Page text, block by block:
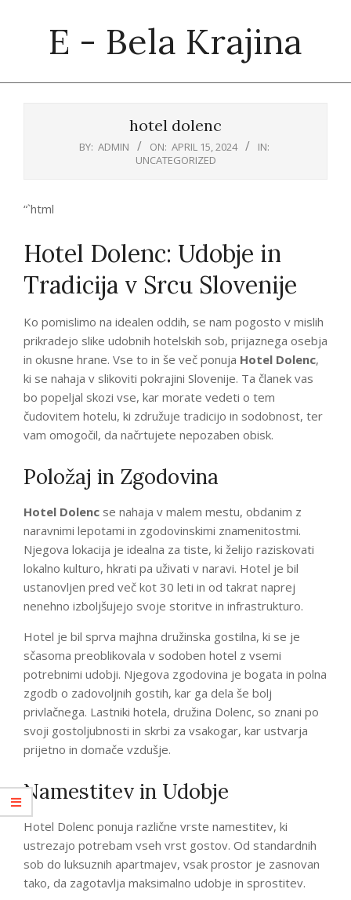
E - Bela Krajina
hotel dolenc
BY: ADMIN ON: APRIL 15, 2024
IN:
UNCATEGORIZED
“`html
Hotel Dolenc: Udobje in
Tradicija v Srcu Slovenije
Ko pomislimo na idealen oddih, se nam pogosto v mislih
prikradejo slike udobnih hotelskih sob, prijaznega osebja
in okusne hrane. Vse to in še več ponuja Hotel Dolenc,
ki se nahaja v slikoviti pokrajini Slovenije. Ta članek vas
bo popeljal skozi vse, kar morate vedeti o tem
čudovitem hotelu, ki združuje tradicijo in sodobnost, ter
vam omogočil, da načrtujete nepozaben obisk.
Položaj in Zgodovina
Hotel Dolenc se nahaja v malem mestu, obdanim z
naravnimi lepotami in zgodovinskimi znamenitostmi.
Njegova lokacija je idealna za tiste, ki želijo raziskovati
lokalno kulturo, hkrati pa uživati v naravi. Hotel je bil
ustanovljen pred več kot 30 leti in od takrat naprej
nenehno izboljšujejo svoje storitve in infrastrukturo.
Hotel je bil sprva majhna družinska gostilna, ki se je
sčasoma preoblikovala v sodoben hotel z vsemi
potrebnimi udobji. Njegova zgodovina je bogata in polna
zgodb o zadovoljnih gostih, kar ga dela še bolj
privlačnega. Lastniki hotela, družina Dolenc, so znani po
svoji gostoljubnosti in skrbi za vsakogar, kar ustvarja
prijetno in domače vzdušje.
Namestitev in Udobje
Hotel Dolenc ponuja različne vrste namestitev, ki
ustrezajo potrebam vseh vrst gostov. Od standardnih
sob do luksuznih apartmajev, vsak prostor je zasnovan
tako, da zagotavlja maksimalno udobje in sprostitev.